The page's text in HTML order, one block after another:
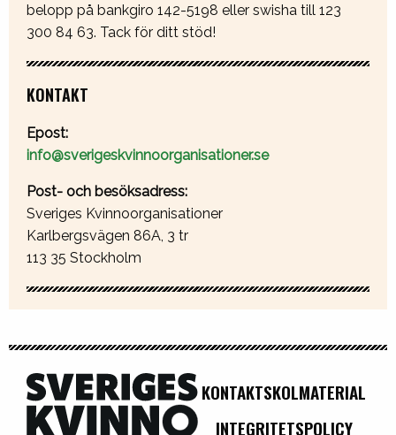
belopp på bankgiro 142-5198 eller swisha till 123
300 84 63. Tack för ditt stöd!
KONTAKT
Epost:
info@sverigeskvinnoorganisationer.se
Post- och besöksadress:
Sveriges Kvinnoorganisationer
Karlbergsvägen 86A, 3 tr
113 35 Stockholm
KONTAKTSKOLMATERIAL
INTEGRITETSPOLICY